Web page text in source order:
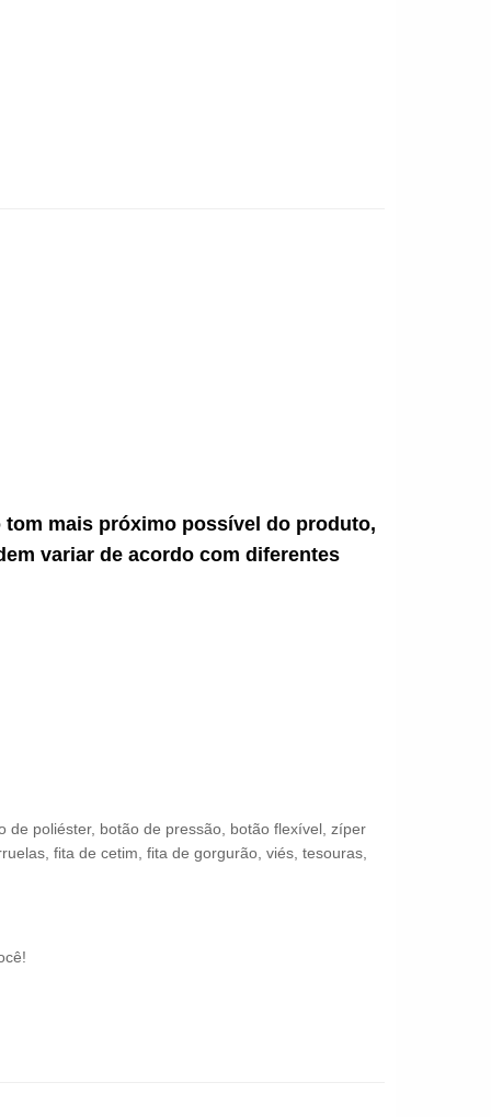
mais próximo possível do produto,
variar de acordo com diferentes
poliéster, botão de pressão, botão flexível, zíper
fita de cetim, fita de gorgurão, viés, tesouras,